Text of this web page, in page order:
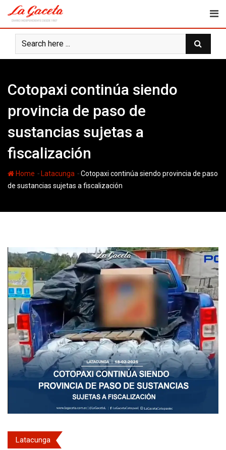
content
Cotopaxi continúa siendo
provincia de paso de
sustancias sujetas a
fiscalización
Home - Latacunga -Cotopaxi continúa siendo provincia de paso
de sustancias sujetas a fiscalización
Latacunga